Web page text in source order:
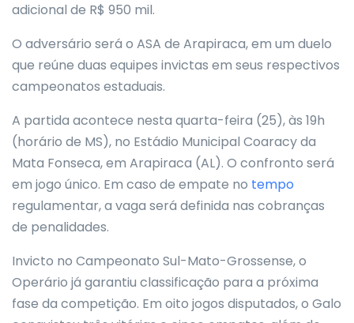
adicional de R$ 950 mil.
O adversário será o ASA de Arapiraca, em um duelo
que reúne duas equipes invictas em seus respectivos
campeonatos estaduais.
A partida acontece nesta quarta-feira (25), às 19h
(horário de MS), no Estádio Municipal Coaracy da
Mata Fonseca, em Arapiraca (AL). O confronto será
em jogo único. Em caso de empate no tempo
regulamentar, a vaga será definida nas cobranças
de penalidades.
Invicto no Campeonato Sul-Mato-Grossense, o
Operário já garantiu classificação para a próxima
fase da competição. Em oito jogos disputados, o Galo